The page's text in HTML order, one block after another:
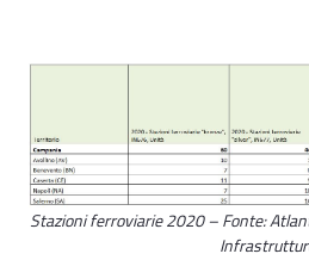
Stazioni ferroviarie 2020 – Fonte: